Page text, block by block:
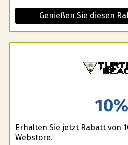
Genießen Sie diesen
10%
Erhalten Sie jetzt Rabatt von
Webstore.